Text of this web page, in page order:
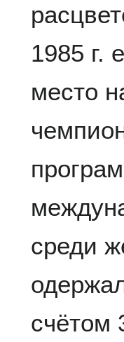
1985 г.
место
среди
счётом